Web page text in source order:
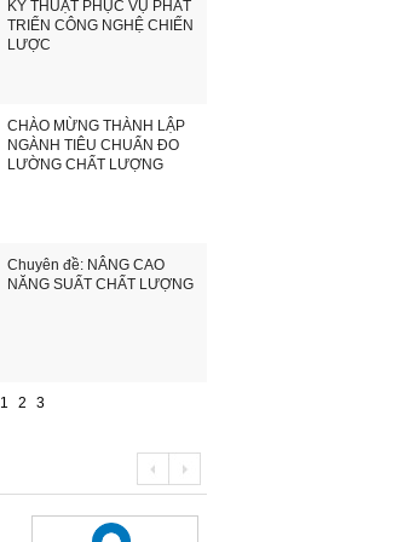
KỸ THUẬT PHỤC VỤ PHÁT
TRIỂN CÔNG NGHỆ CHIẾN
LƯỢC
CHÀO MỪNG THÀNH LẬP
NGÀNH TIÊU CHUẨN ĐO
LƯỜNG CHẤT LƯỢNG
Chuyên đề: NÂNG CAO
NĂNG SUẤT CHẤT LƯỢNG
1 2 3